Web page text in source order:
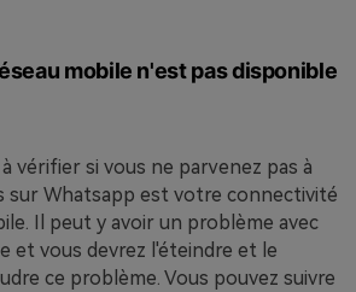
mobile n'est pas disponible
vérifier si vous ne parvenez pas à
sur Whatsapp est votre connectivité
Il peut y avoir un problème avec
et vous devrez l'éteindre et le
ce problème. Vous pouvez suivre